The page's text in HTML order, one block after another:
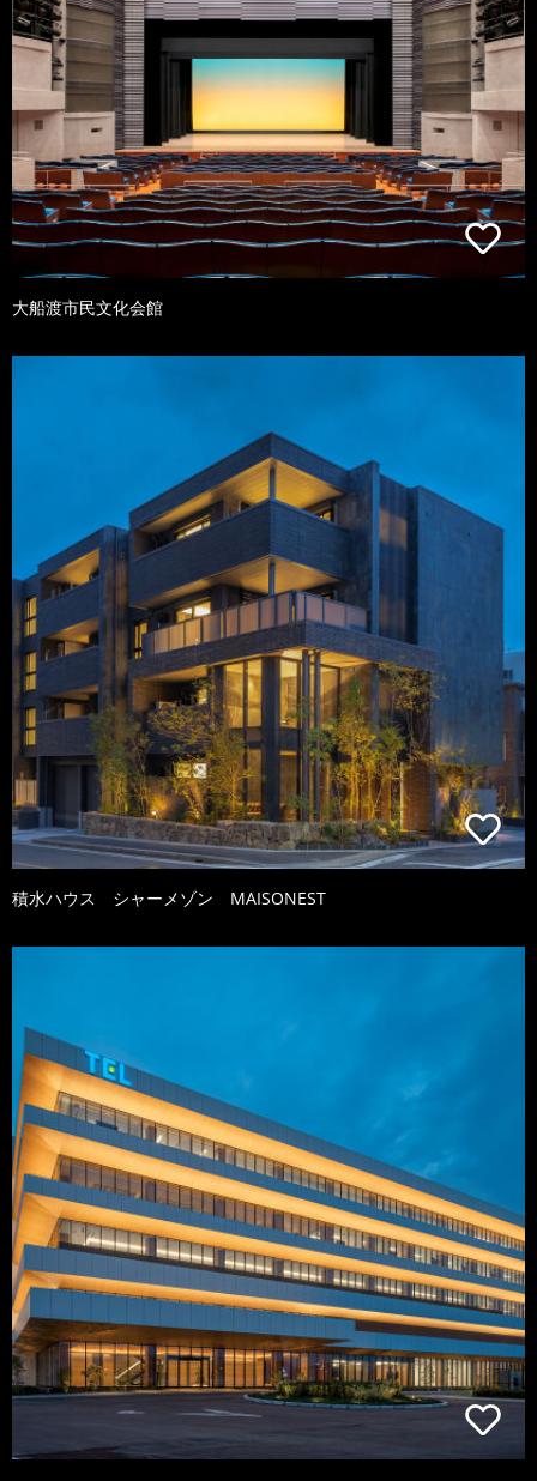
大船渡市民文化会館
積水ハウス シャーメゾン MAISONEST